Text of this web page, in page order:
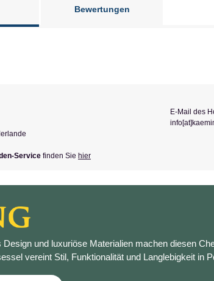
Bewertungen
E-Mail des
Service finden Sie hier
Design und luxuriöse Materialien machen diesen
vereint Stil, Funktionalität und Langlebigkeit in